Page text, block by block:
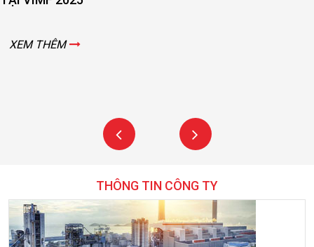
XEM THÊM
THÔNG TIN CÔNG TY